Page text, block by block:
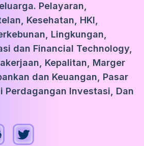
Pelayaran,
Kesehatan, HKI,
Lingkungan,
dan Financial Technology,
Kepalitan, Marger
dan Keuangan, Pasar
Perdagangan Investasi, Dan